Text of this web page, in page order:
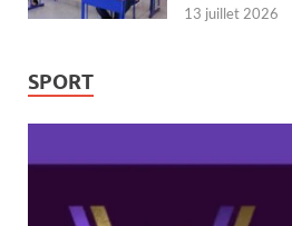
13 juillet 2026
SPORT